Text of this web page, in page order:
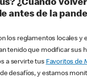
¿Cuándo
antes de la
los reglamentos locales y
tenido que modificar sus
a servirte tus Favoritos de
desafíos, y estamos